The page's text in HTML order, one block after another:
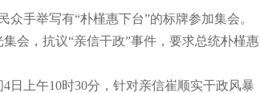
手举写有“朴槿惠下台”的标牌参加集会。
会，抗议“亲信干政”事件，要求总统朴槿惠
上午10时30分，针对亲信崔顺实干政风暴